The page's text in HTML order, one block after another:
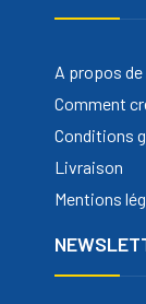
A propos
Comment
Conditions
Livraison
Mentions